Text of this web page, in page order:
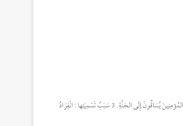
1 آيَـــــــــــاتُــــهَا : خَمْسٌ وَسَبْعُونَ (75). 2 مَعنَى اسْـــمِها : الزُّمَرُ: الجَمَاعَاتُ، وَالمُرَادُ (بِالزُّمَرِ): جَمَاعَاتُ الْكُفَّارِ يُسَاقُونَ إَلَى النَّارِ، وَجَمَاعَاتُ المُؤمِنِينَ يُسَاقُونَ إِلَى الجَنَّةِ. 3 سَبَبُ تَسْمِيَتِها : انْفِرَادُ